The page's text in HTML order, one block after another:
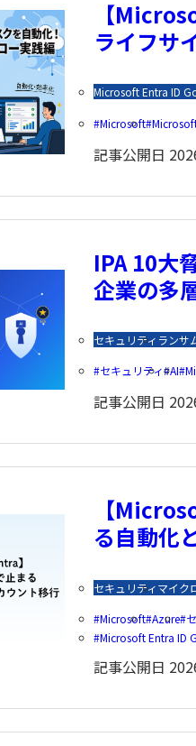
【
ライフサ
Microsoft Entra ID
Microsoft
記事公開日
IPA 10大
企業の多
セキュリティ ランサ
セキュリティ AI
記事公開日
【
る自動化
セキュリティマイク
Microsoft Azure
Microsoft Entra ID
記事公開日